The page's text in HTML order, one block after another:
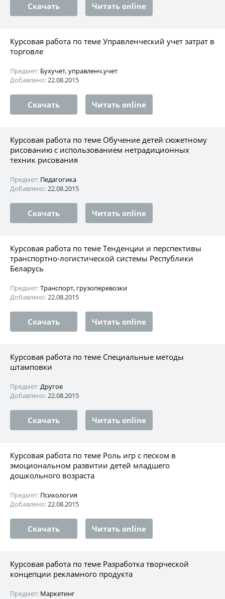
Скачать Читать online
Курсовая работа по теме Управленческий учет затрат в
торговле
Предмет: Бухучет, управленч.учет
Добавлено:22.08.2015
Скачать Читать online
Курсовая работа по теме Обучение детей сюжетному
рисованию с использованием нетрадиционных
техник рисования
Предмет: Педагогика
Добавлено:22.08.2015
Скачать Читать online
Курсовая работа по теме Тенденции и перспективы
транспортно-логистической системы Республики
Беларусь
Предмет:Транспорт, грузоперевозки
Добавлено:22.08.2015
Скачать Читать online
Курсовая работа по теме Специальные методы
штамповки
Предмет:Другое
Добавлено:22.08.2015
Скачать Читать online
Курсовая работа по теме Роль игр с песком в
эмоциональном развитии детей младшего
дошкольного возраста
Предмет: Психология
Добавлено:22.08.2015
Скачать Читать online
Курсовая работа по теме Разработка творческой
концепции рекламного продукта
Предмет: Маркетинг